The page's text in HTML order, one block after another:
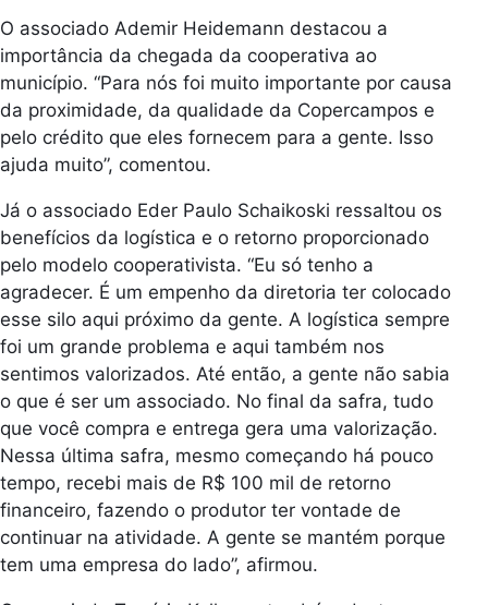
O associado Ademir Heidemann destacou a
importância da chegada da cooperativa ao
município. “Para nós foi muito importante por causa
da proximidade, da qualidade da Copercampos e
pelo crédito que eles fornecem para a gente. Isso
ajuda muito”, comentou.
Já o associado Eder Paulo Schaikoski ressaltou os
benefícios da logística e o retorno proporcionado
pelo modelo cooperativista. “Eu só tenho a
agradecer. É um empenho da diretoria ter colocado
esse silo aqui próximo da gente. A logística sempre
foi um grande problema e aqui também nos
sentimos valorizados. Até então, a gente não sabia
o que é ser um associado. No final da safra, tudo
que você compra e entrega gera uma valorização.
Nessa última safra, mesmo começando há pouco
tempo, recebi mais de R$ 100 mil de retorno
financeiro, fazendo o produtor ter vontade de
continuar na atividade. A gente se mantém porque
tem uma empresa do lado”, afirmou.